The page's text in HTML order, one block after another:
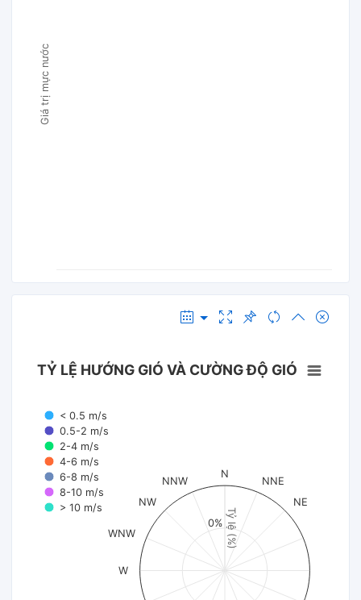
Giá trị mực nước
Tỷ lệ (%)
TỶ LỆ HƯỚNG GIÓ VÀ CƯỜNG ĐỘ GIÓ
< 0.5 m/s
0.5-2 m/s
2-4 m/s
4-6 m/s
6-8 m/s
8-10 m/s
> 10 m/s
N
NNE
NE
W
WNW
NW
NNW
0%